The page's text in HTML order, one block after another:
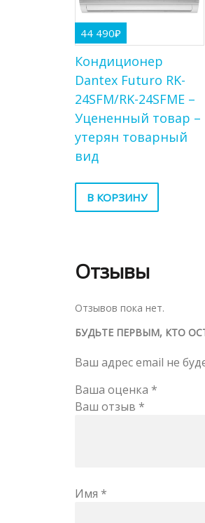
44 490₽
Кондиционер
Dantex Futuro RK-
24SFM/RK-24SFME –
Уцененный товар –
утерян товарный
вид
В КОРЗИНУ
Отзывы
Отзывов пока нет.
БУДЬТЕ ПЕРВЫМ, КТО
Ваш адрес email не
Ваша оценка *
Ваш отзыв *
Имя *